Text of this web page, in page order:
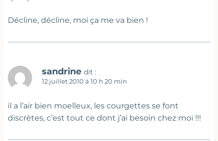
Décline, décline, moi ça me va bien !
sandrine dit :
12 juillet 2010 à 10 h 20 min
il a l’air bien moelleux, les courgettes se font
discrètes, c’est tout ce dont j’ai besoin chez moi !!!